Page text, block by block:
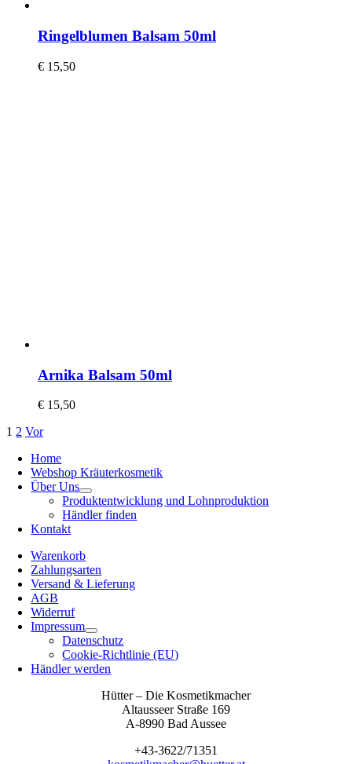
Ringelblumen Balsam 50ml
€ 15,50
Arnika Balsam 50ml
€ 15,50
1 2 Vor
Home
Webshop Kräuterkosmetik
Über Uns
Produktentwicklung und Lohnproduktion
Händler finden
Kontakt
Warenkorb
Zahlungsarten
Versand & Lieferung
AGB
Widerruf
Impressum
Datenschutz
Cookie-Richtlinie (EU)
Händler werden
Hütter – Die Kosmetikmacher
Altausseer Straße 169
A-8990 Bad Aussee
+43-3622/71351